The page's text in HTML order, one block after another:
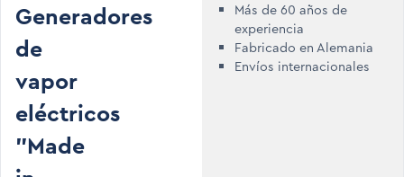
Generadores
de
vapor
eléctricos
"Made
Más de 60 años de
experiencia
Fabricado en Alemania
Envíos internacionales